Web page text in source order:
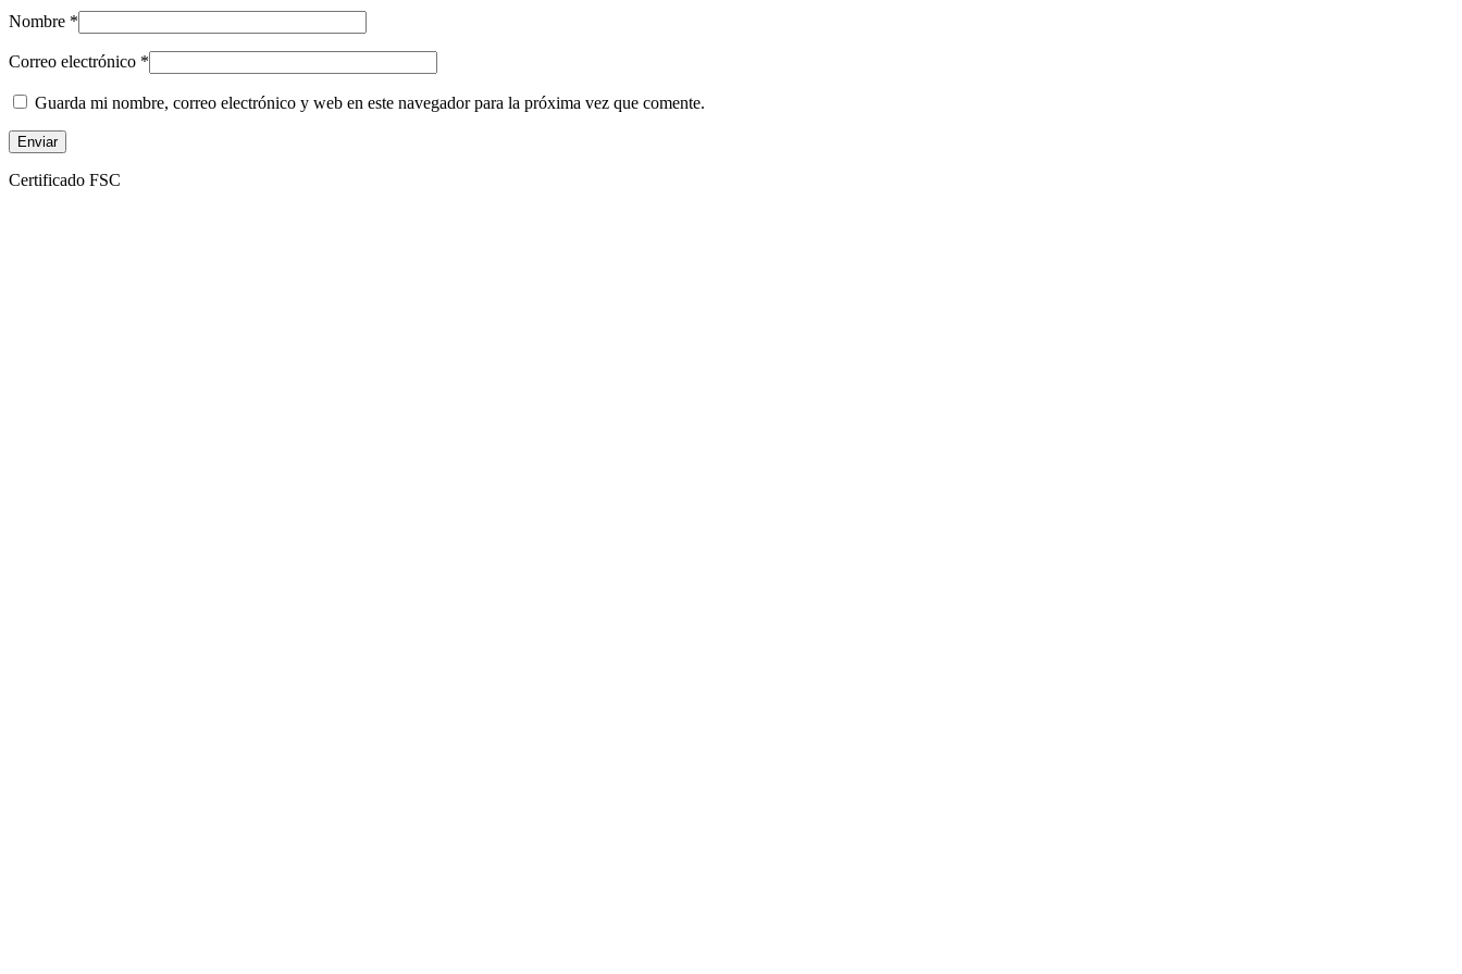
Nombre *
Correo electrónico *
Guarda mi nombre, correo electrónico y web en este navegador para la próxima vez que comente.
Certificado FSC